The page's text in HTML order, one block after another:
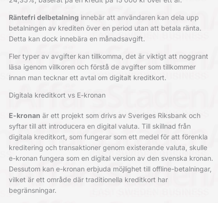
Räntefri delbetalning innebär att användaren kan dela upp
betalningen av krediten över en period utan att betala ränta.
Detta kan dock innebära en månadsavgift.
Fler typer av avgifter kan tillkomma, det är viktigt att noggrant
läsa igenom villkoren och förstå de avgifter som tillkommer
innan man tecknar ett avtal om digitalt kreditkort.
Digitala kreditkort vs E-kronan
E-kronan är ett projekt som drivs av Sveriges Riksbank och
syftar till att introducera en digital valuta. Till skillnad från
digitala kreditkort, som fungerar som ett medel för att förenkla
kreditering och transaktioner genom existerande valuta, skulle
e-kronan fungera som en digital version av den svenska kronan.
Dessutom kan e-kronan erbjuda möjlighet till offline-betalningar,
vilket är ett område där traditionella kreditkort har
begränsningar.